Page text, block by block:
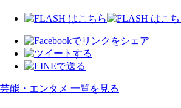
芸能・エンタメ 一覧を見る